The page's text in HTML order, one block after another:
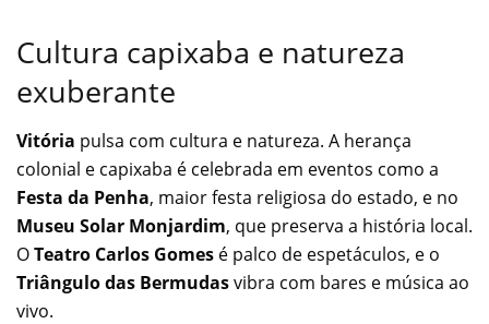
Cultura capixaba e natureza
exuberante
Vitória pulsa com cultura e natureza. A herança
colonial e capixaba é celebrada em eventos como a
Festa da Penha, maior festa religiosa do estado, e no
Museu Solar Monjardim, que preserva a história local.
OTeatro Carlos Gomes é palco de espetáculos, e o
Triângulo das Bermudasvibra com bares e música ao
vivo.